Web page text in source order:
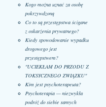
Kogo można uznać za osobę
pokrzywdzoną
Co to są przestępstwa ścigane
z oskarżenia prywatnego?
Kiedy spowodowanie wypadku
drogowego jest
przestępstwem?
"UCIEKŁAM DO PRZODU Z
TOKSYCZNEGO ZWIĄZKU"
Kim jest psychoterapeuta?
Psychoterapia — niezwykła
podróż do siebie samych